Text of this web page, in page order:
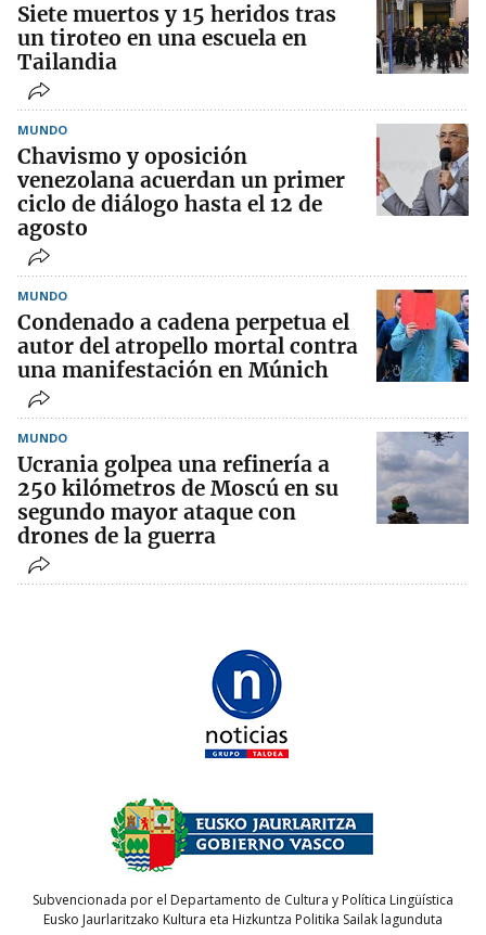
Siete muertos y 15 heridos tras
un tiroteo en una escuela en
Tailandia
MUNDO
Chavismo y oposición
venezolana acuerdan un primer
ciclo de diálogo hasta el 12 de
agosto
MUNDO
Condenado a cadena perpetua el
autor del atropello mortal contra
una manifestación en Múnich
MUNDO
Ucrania golpea una refinería a
250 kilómetros de Moscú en su
segundo mayor ataque con
drones de la guerra
Subvencionada por el Departamento de Cultura y Política Lingüística
Eusko Jaurlaritzako Kultura eta Hizkuntza Politika Sailak lagunduta